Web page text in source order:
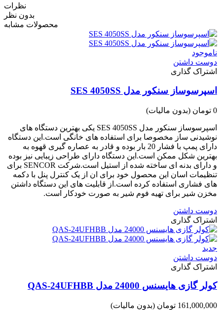
نظرات
بدون نظر
محصولات مشابه
ناموجود
دوست داشتن
اشتراک گذاری
اسپرسوساز سنکور مدل SES 4050SS
0 تومان (بدون مالیات)
اسپرسوساز سنکور مدل SES 4050SS یکی بهترین دستگاه های
نوشیدنی ساز مخصوصا برای استفاده های خانگی است.این دستگاه
دارای پمپ با فشار 20 بار بوده و قادر به عصاره گیری قهوه به
بهترین شکل ممکن است.این دستگاه دارای طراحی زیبایی نیز بوده
و دارای بدنه ای ساخته شده از استیل است.شرکت SENCOR برای
تنظیمات اسان این محصول خود برای ان از یک کنترل پنل با دکمه
های فشاری استفاده کرده است.از قابلیت های این دستگاه داشتن
مخزن شیر برای تهیه فوم شیر به صورت خودکار است.
دوست داشتن
اشتراک گذاری
جدید
دوست داشتن
اشتراک گذاری
کولر گازی هایسنس 24000 مدل QAS-24UFHBB
161,000,000 تومان (بدون مالیات)